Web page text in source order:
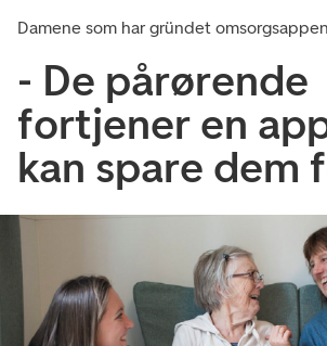
Damene som har gründet
- De pårørende
fortjener en
kan spare dem